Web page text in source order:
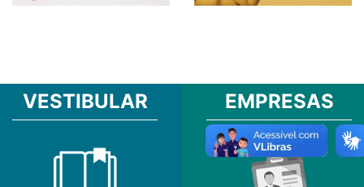
VESTIBULAR EMPRESAS